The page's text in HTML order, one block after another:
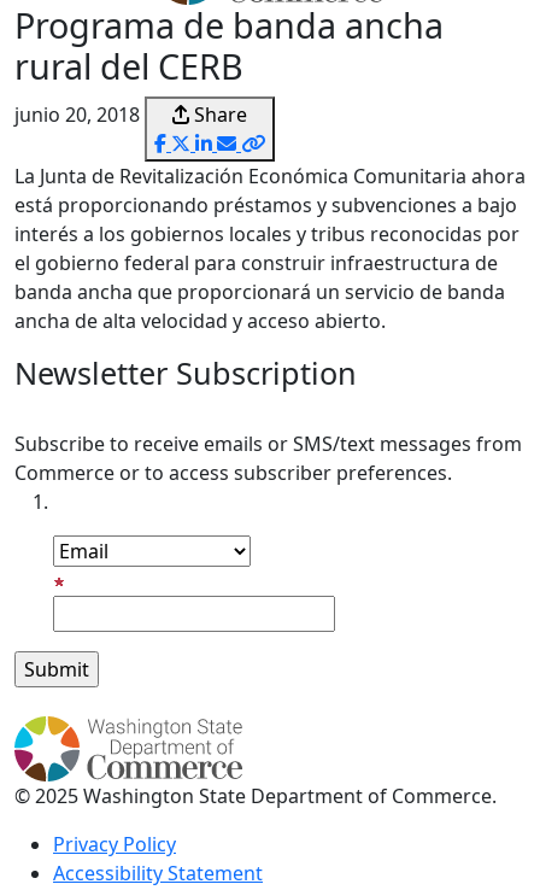
Programa de banda ancha
rural del CERB
junio 20, 2018 Share
La Junta de Revitalización Económica Comunitaria ahora
está proporcionando préstamos y subvenciones a bajo
interés a los gobiernos locales y tribus reconocidas por
el gobierno federal para construir infraestructura de
banda ancha que proporcionará un servicio de banda
ancha de alta velocidad y acceso abierto.
Newsletter Subscription
Subscribe to receive emails or SMS/text messages from
Commerce or to access subscriber preferences.
© 2025 Washington State Department of Commerce.
Privacy Policy
Accessibility Statement